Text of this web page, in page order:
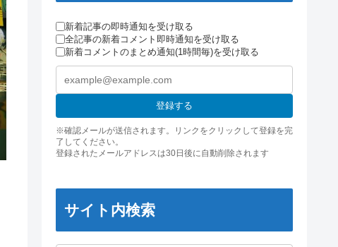
新着記事の即時通知を受け取る
全記事の新着コメント即時通知を受け取る
新着コメントのまとめ通知(1時間毎)を受け取る
登録する
※確認メールが送信されます。リンクをクリックして登録を完
了してください。
登録されたメールアドレスは30日後に自動削除されます
サイト内検索